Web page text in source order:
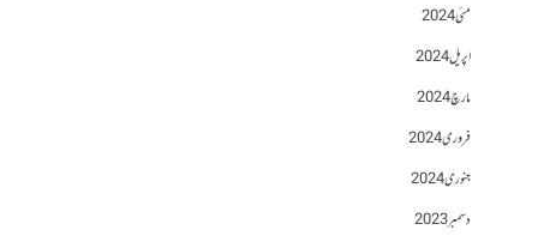
مئی 2024
اپریل 2024
مارچ 2024
فروری 2024
جنوری 2024
دسمبر 2023